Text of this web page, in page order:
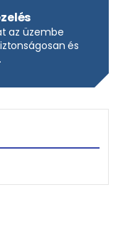
az üzembe
és